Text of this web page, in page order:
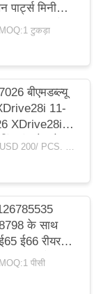
पार्ट्स मिनी
F57 फ्रंट
एब्जॉर्बर
MOQ:1 टुकड़ा
बीएमडब्ल्यू
11-
XDrive28i
कंट्रोल के
अवशोषक।
USD 100 - USD 200/ PCS. MOQ:1 टुकड़ा।
के साथ
ई66 रीयर
शॉक अवशोषक
पीसी